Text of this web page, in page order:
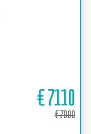
€7110
€7900